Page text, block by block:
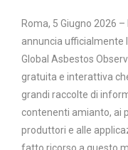
Roma, 5 Giugno 2026
annuncia ufficialmente
Global Asbestos
gratuita e interattiva
grandi raccolte di
contenenti amianto, ai
produttori e alle
fatto ricorso a questo